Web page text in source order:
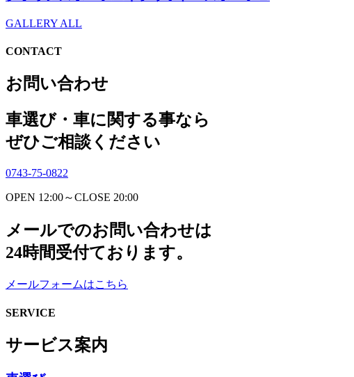
GALLERY ALL
CONTACT
お問い合わせ
車選び・車に関する事なら
ぜひご相談ください
0743-75-0822
OPEN 12:00～CLOSE 20:00
メールでのお問い合わせは
24時間受付ております。
メールフォームはこちら
SERVICE
サービス案内